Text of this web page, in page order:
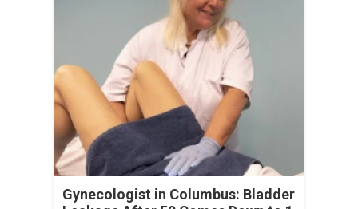
Gynecologist in Columbus: Bladder